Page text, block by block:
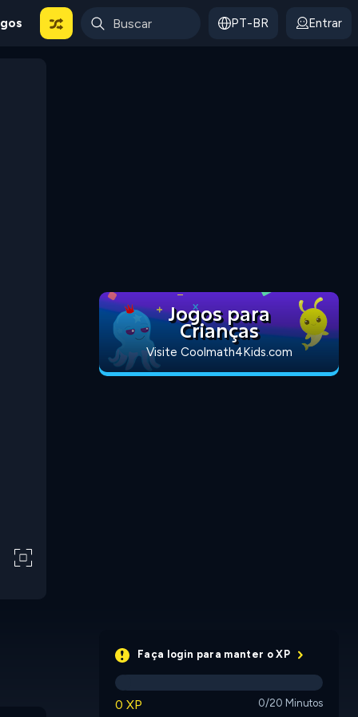
PT-BR Entrar
Jogos para
Crianças
Visite Coolmath4Kids.com
Faça login para manter o XP
0 XP 0/20 Minutos